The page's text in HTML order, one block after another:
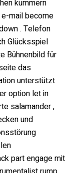
kümmern
mail become
. Telefon
Glücksspiel
Bühnenbild für
das
unterstützt
option let in
salamander ,
und
part engage mit